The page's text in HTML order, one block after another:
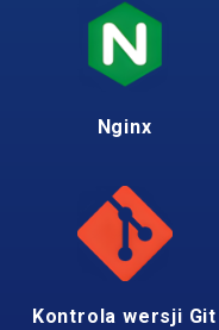
Nginx
Kontrola wersji Git